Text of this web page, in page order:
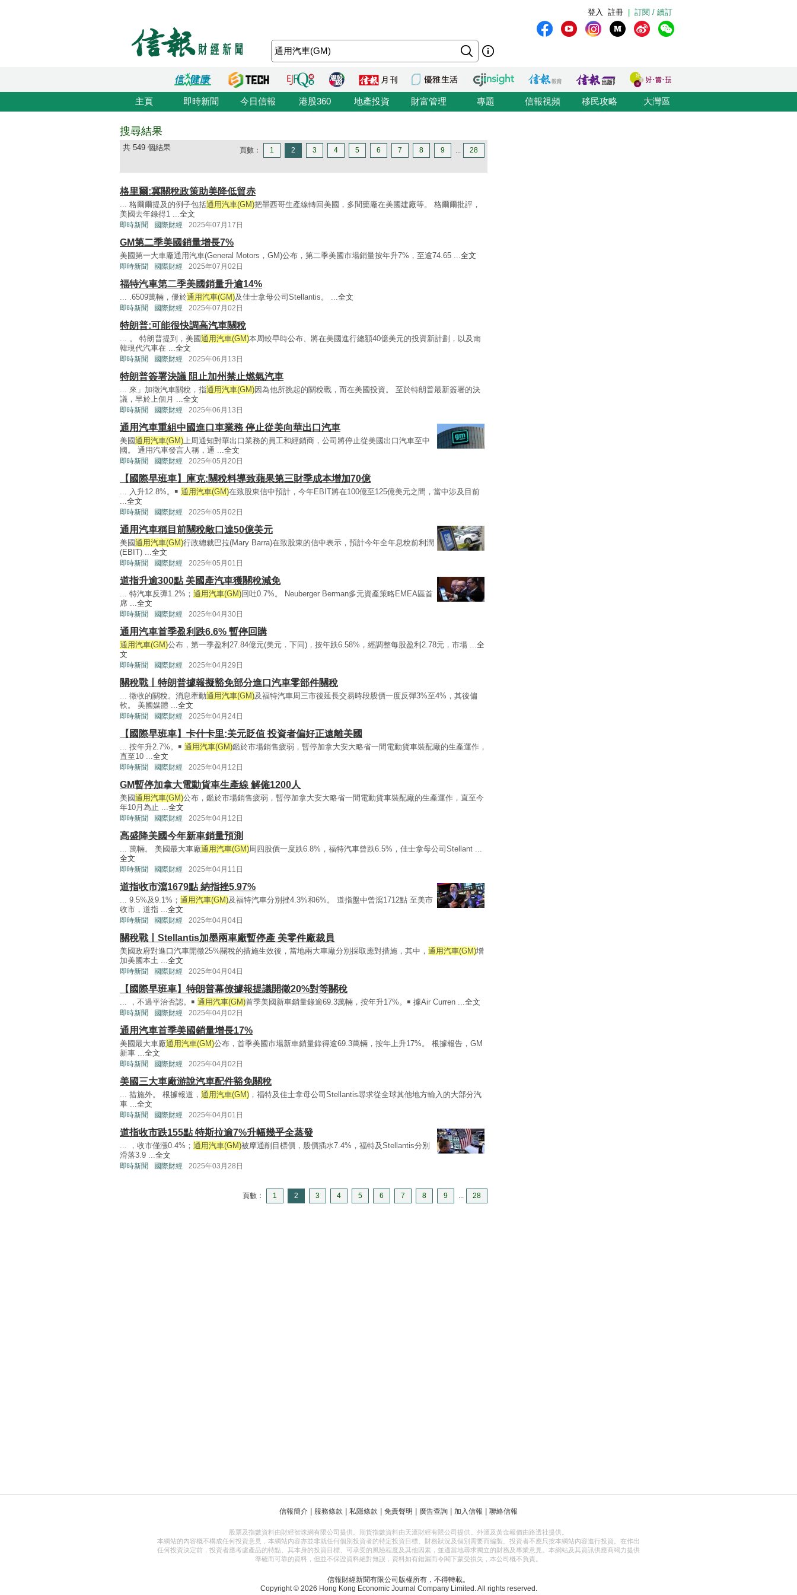
訂閱 / 續訂
註冊
登入
主頁 即時新聞 今日信報 港股360 地產投資 財富管理 專題 信報視頻 移民攻略 大灣區
搜尋結果
共 549 個結果 頁數： 1 2 3 4 5 6 7 8 9 ... 28
格里爾:冀關稅政策助美降低貿赤
... 格爾爾提及的例子包括通用汽車(GM)把墨西哥生產線轉回美國，多間藥廠在美國建廠等。 格爾爾批評，
美國去年錄得1 ...全文
即時新聞 國際財經 2025年07月17日
GM第二季美國銷量增長7%
美國第一大車廠通用汽車(General Motors，GM)公布，第二季美國市場銷量按年升7%，至逾74.65 ...全文
即時新聞 國際財經 2025年07月02日
福特汽車第二季美國銷量升逾14%
... .6509萬輛，優於通用汽車(GM)及佳士拿母公司Stellantis。 ...全文
即時新聞 國際財經 2025年07月02日
特朗普:可能很快調高汽車關稅
... 。 特朗普提到，美國通用汽車(GM)本周較早時公布、將在美國進行總額40億美元的投資新計劃，以及南
韓現代汽車在 ...全文
即時新聞 國際財經 2025年06月13日
特朗普簽署決議 阻止加州禁止燃氣汽車
... 來」加徵汽車關稅，指通用汽車(GM)因為他所挑起的關稅戰，而在美國投資。 至於特朗普最新簽署的決
議，早於上個月 ...全文
即時新聞 國際財經 2025年06月13日
通用汽車重組中國進口車業務 停止從美向華出口汽車
美國通用汽車(GM)上周通知對華出口業務的員工和經銷商，公司將停止從美國出口汽車至中
國。 通用汽車發言人稱，通 ...全文
即時新聞 國際財經 2025年05月20日
【國際早班車】庫克:關稅料導致蘋果第三財季成本增加70億
... 入升12.8%。￭ 通用汽車(GM)在致股東信中預計，今年EBIT將在100億至125億美元之間，當中涉及目前
...全文
即時新聞 國際財經 2025年05月02日
通用汽車稱目前關稅敞口達50億美元
美國通用汽車(GM)行政總裁巴拉(Mary Barra)在致股東的信中表示，預計今年全年息稅前利潤
(EBIT) ...全文
即時新聞 國際財經 2025年05月01日
道指升逾300點 美國產汽車獲關稅減免
... 特汽車反彈1.2%； 通用汽車(GM)回吐0.7%。 Neuberger Berman多元資產策略EMEA區首
席 ...全文
即時新聞 國際財經 2025年04月30日
通用汽車首季盈利跌6.6% 暫停回購
通用汽車(GM)公布，第一季盈利27.84億元(美元．下同)，按年跌6.58%，經調整每股盈利2.78元，市場 ...全
文
即時新聞 國際財經 2025年04月29日
關稅戰丨特朗普據報擬豁免部分進口汽車零部件關稅
... 徵收的關稅。消息牽動通用汽車(GM)及福特汽車周三市後延長交易時段股價一度反彈3%至4%，其後偏
軟。 美國媒體 ...全文
即時新聞 國際財經 2025年04月24日
【國際早班車】卡什卡里:美元貶值 投資者偏好正遠離美國
... 按年升2.7%。￭ 通用汽車(GM)鑑於市場銷售疲弱，暫停加拿大安大略省一間電動貨車裝配廠的生產運作，
直至10 ...全文
即時新聞 國際財經 2025年04月12日
GM暫停加拿大電動貨車生產線 解僱1200人
美國通用汽車(GM)公布，鑑於市場銷售疲弱，暫停加拿大安大略省一間電動貨車裝配廠的生產運作，直至今
年10月為止 ...全文
即時新聞 國際財經 2025年04月12日
高盛降美國今年新車銷量預測
... 萬輛。 美國最大車廠通用汽車(GM)周四股價一度跌6.8%，福特汽車曾跌6.5%，佳士拿母公司Stellant ...
全文
即時新聞 國際財經 2025年04月11日
道指收市瀉1679點 納指挫5.97%
... 9.5%及9.1%； 通用汽車(GM)及福特汽車分別挫4.3%和6%。 道指盤中曾瀉1712點 至美市
收市，道指 ...全文
即時新聞 國際財經 2025年04月04日
關稅戰丨Stellantis加墨兩車廠暫停產 美零件廠裁員
美國政府對進口汽車開徵25%關稅的措施生效後，當地兩大車廠分別採取應對措施，其中， 通用汽車(GM)增
加美國本土 ...全文
即時新聞 國際財經 2025年04月04日
【國際早班車】特朗普幕僚據報提議開徵20%對等關稅
... ，不過平治否認。￭ 通用汽車(GM)首季美國新車銷量錄逾69.3萬輛，按年升17%。￭ 據Air Curren ...全文
即時新聞 國際財經 2025年04月02日
通用汽車首季美國銷量增長17%
美國最大車廠通用汽車(GM)公布，首季美國市場新車銷量錄得逾69.3萬輛，按年上升17%。 根據報告，GM
新車 ...全文
即時新聞 國際財經 2025年04月02日
美國三大車廠游說汽車配件豁免關稅
... 措施外。 根據報道， 通用汽車(GM) ，福特及佳士拿母公司Stellantis尋求從全球其他地方輸入的大部分汽
車 ...全文
即時新聞 國際財經 2025年04月01日
道指收市跌155點 特斯拉逾7%升幅幾乎全蒸發
... ，收市僅漲0.4%； 通用汽車(GM)被摩通削目標價，股價插水7.4%，福特及Stellantis分別
滑落3.9 ...全文
即時新聞 國際財經 2025年03月28日
頁數： 1 2 3 4 5 6 7 8 9 ... 28
信報簡介 服務條款 私隱條款 免責聲明 廣告查詢 加入信報 聯絡信報
股票及指數資料由財經智珠網有限公司提供。期貨指數資料由天滙財經有限公司提供。外滙及黃金報價由路透社提供。
本網站的內容概不構成任何投資意見，本網站內容亦並非就任何個別投資者的特定投資目標、財務狀況及個別需要而編製。投資者不應只按本網站內容進行投資。在作出
任何投資決定前，投資者應考慮產品的特點、其本身的投資目標、可承受的風險程度及其他因素，並適當地尋求獨立的財務及專業意見。本網站及其資訊供應商竭力提供
準確而可靠的資料，但並不保證資料絕對無誤，資料如有錯漏而令閣下蒙受損失，本公司概不負責。
信報財經新聞有限公司版權所有，不得轉載。
Copyright © 2026 Hong Kong Economic Journal Company Limited. All rights reserved.